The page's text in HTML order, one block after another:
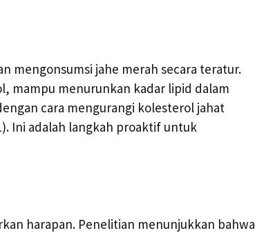
mengonsumsi jahe merah secara teratur.
mampu menurunkan kadar lipid dalam
cara mengurangi kolesterol jahat
Ini adalah langkah proaktif untuk
harapan. Penelitian menunjukkan bahwa